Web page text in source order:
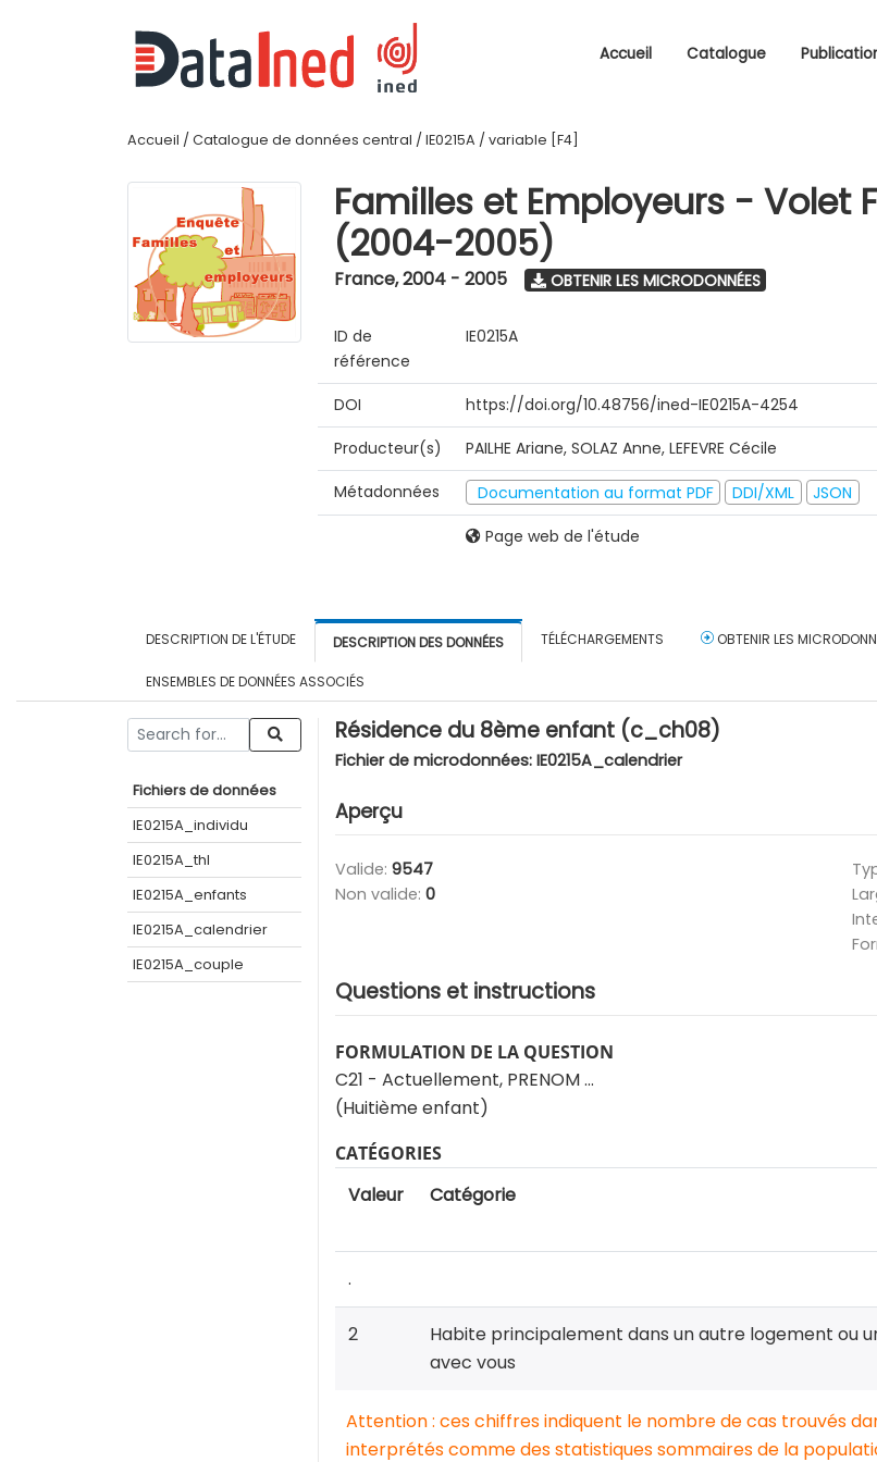
Accueil Catalogue
Accueil / Catalogue de données central / IE0215A / variable [F4]
Familles et Employeurs - Volet
(2004-2005)
France,2004 - 2005 OBTENIR LES MICRODONNÉES
ID de
référence
IE0215A
DOI
https://doi.org/10.48756/ined-IE0215A-4254
Producteur(s)
PAILHE Ariane, SOLAZ Anne, LEFEVRE Cécile
Métadonnées
Documentation au format PDF DDI/XML
JSON
Page web de l'étude
DESCRIPTION DE L'ÉTUDE DESCRIPTION DES DONNÉES TÉLÉCHARGEMENTS OBTENIR LES
ENSEMBLES DE DONNÉES ASSOCIÉS
Fichiers de données
IE0215A_individu
IE0215A_thl
IE0215A_enfants
IE0215A_calendrier
IE0215A_couple
Résidence du 8ème enfant (c_ch08)
Fichier de microdonnées: IE0215A_calendrier
Aperçu
Valide: 9547
Non valide: 0
Questions et instructions
FORMULATION DE LA QUESTION
C21 - Actuellement, PRENOM ...
(Huitième enfant)
CATÉGORIES
Valeur Catégorie
.
2
Habite principalement dans un autre logement ou
avec vous
Attention : ces chiffres indiquent le nombre de cas trouvés
interprétés comme des statistiques sommaires de la